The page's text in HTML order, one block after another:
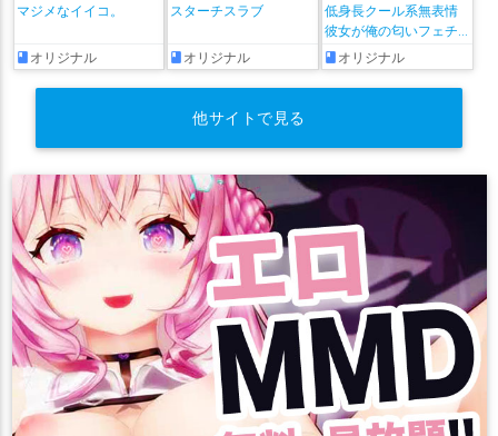
マジメなイイコ。
オリジナル
スターチスラブ
オリジナル
低身長クール系無表情
彼女が俺の匂いフェチ
だと発覚したらもう――!
オリジナル
他サイトで見る